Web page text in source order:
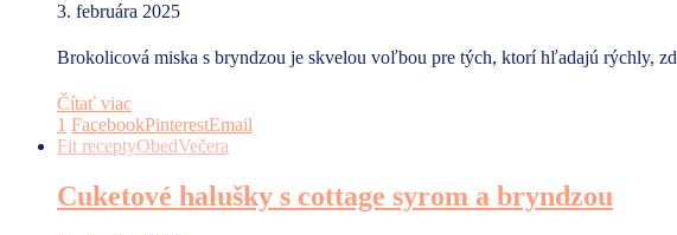
3. februára 2025
Brokolicová miska s bryndzou je skvelou voľbou pre tých, ktorí hľadajú rýchly,
Čítať viac
1 FacebookPinterestEmail
Fit receptyObedVečera
Cuketové halušky s cottage syrom a bryndzou